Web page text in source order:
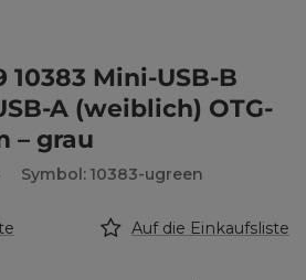
10383 Mini-USB-B
A (weiblich) OTG-
– grau
Symbol: 10383-ugreen
Auf die Einkaufsliste